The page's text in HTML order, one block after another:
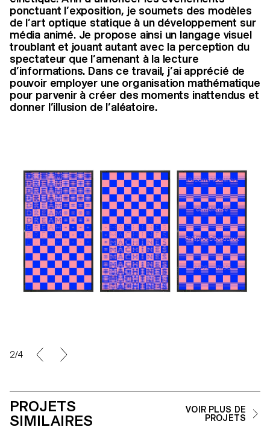
ponctuant l’exposition, je soumets des modèles
de l’art optique statique à un développement sur
média animé. Je propose ainsi un langage visuel
troublant et jouant autant avec la perception du
spectateur que l’amenant à la lecture
d’informations. Dans ce travail, j’ai apprécié de
pouvoir employer une organisation mathématique
pour parvenir à créer des moments inattendus et
donner l’illusion de l’aléatoire.
2/4
PROJETS
SIMILAIRES
VOIR PLUS DE
PROJETS